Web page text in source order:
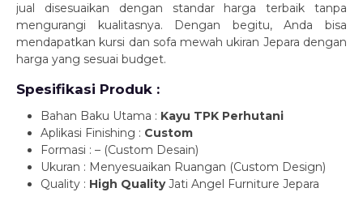
jual disesuaikan dengan standar harga terbaik tanpa
mengurangi kualitasnya. Dengan begitu, Anda bisa
mendapatkan kursi dan sofa mewah ukiran Jepara dengan
harga yang sesuai budget.
Spesifikasi Produk :
Bahan Baku Utama : Kayu TPK Perhutani
Aplikasi Finishing : Custom
Formasi : – (Custom Desain)
Ukuran : Menyesuaikan Ruangan (Custom Design)
Quality : High QualityJati Angel Furniture Jepara